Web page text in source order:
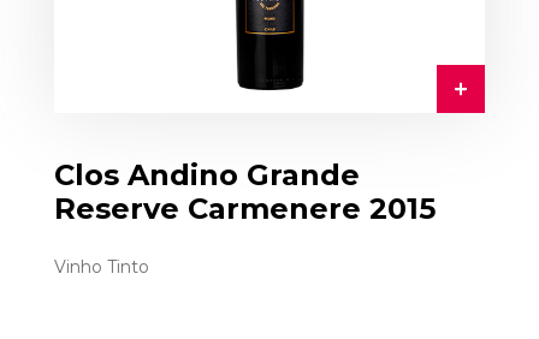
Clos Andino Grande
Reserve Carmenere 2015
Vinho Tinto